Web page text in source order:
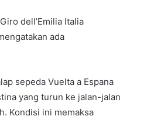
dell’Emilia Italia
ada
sepeda Vuelta a Espana
yang turun ke jalan-jalan
Kondisi ini memaksa